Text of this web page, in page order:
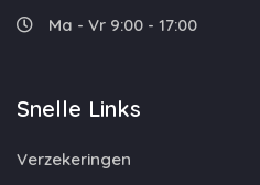
Ma - Vr 9:00 - 17:00
Snelle Links
Verzekeringen